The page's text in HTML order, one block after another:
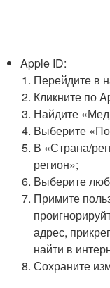
Apple ID:
Перейдите в
Кликните по
Найдите
Выберите
В «Страна/
регион»;
Выберите
Примите
адрес,
найти в
Сохраните